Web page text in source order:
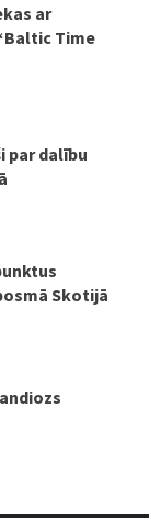
ar
Time
par dalību
Skotijā